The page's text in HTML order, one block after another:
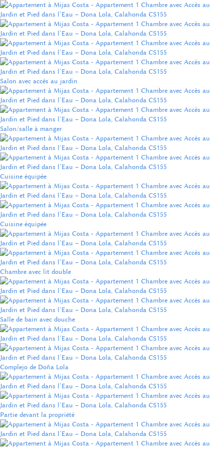
Salon avec accés au jardin
Salon/salle à manger
Cuisine équipée
Cuisine équipée
Chambre avec lit double
Salle de bain avec douche
Complejo de Doña Lola
Partie devant la propriété